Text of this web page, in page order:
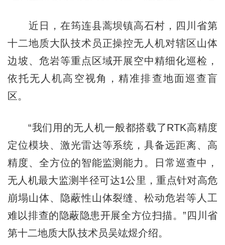
近日，在筠连县蒿坝镇高石村，四川省第
十二地质大队技术员正操控无人机对辖区山体
边坡、危岩等重点区域开展空中精细化巡检，
依托无人机高空视角，精准排查地面巡查盲
区。
“我们用的无人机一般都搭载了RTK高精度
定位模块、激光雷达等系统，具备远距离、高
精度、全方位的智能监测能力。日常巡查中，
无人机最大监测半径可达1公里，重点针对高危
崩塌山体、隐蔽性山体裂缝、松动危岩等人工
难以排查的隐蔽隐患开展全方位扫描。”四川省
第十二地质大队技术员吴竑煜介绍。